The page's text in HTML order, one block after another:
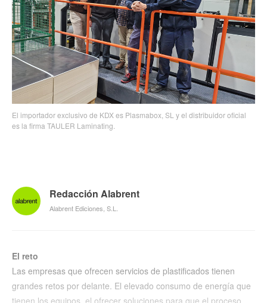
El importador exclusivo de KDX es Plasmabox, SL y el distribuidor oficial
es la firma TAULER Laminating.
Redacción Alabrent
Alabrent Ediciones, S.L.
El reto
Las empresas que ofrecen servicios de plastificados tienen
grandes retos por delante. El elevado consumo de energía que